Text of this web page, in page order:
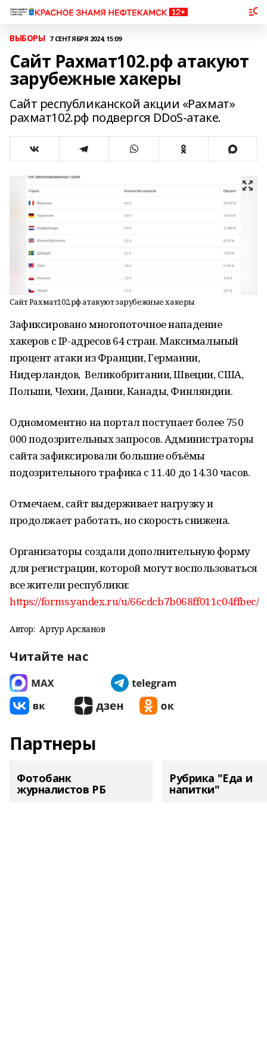
ВЫБОРЫ 7 СЕНТЯБРЯ 2024, 15:09
Сайт Рахмат102.рф атакуют
зарубежные хакеры
Сайт республиканской акции «Рахмат»
рахмат102.рф подвергся DDoS-атаке.
Сайт Рахмат102.рф атакуют зарубежные хакеры
Зафиксировано многопоточное нападение
хакеров с IP-адресов 64 стран. Максимальный
процент атаки из Франции, Германии,
Нидерландов, Великобритании, Швеции, США,
Польши, Чехии, Дании, Канады, Финляндии.
Одномоментно на портал поступает более 750
000 подозрительных запросов. Администраторы
сайта зафиксировали большие объёмы
подозрительного трафика с 11.40 до 14.30 часов.
Отмечаем, сайт выдерживает нагрузку и
продолжает работать, но скорость снижена.
Организаторы создали дополнительную форму
для регистрации, которой могут воспользоваться
все жители республики:
https://forms.yandex.ru/u/66cdcb7b068ff011c04ffbec/
Автор: Артур Арсланов
Читайте нас
Партнеры
Фотобанк
журналистов РБ
Рубрика "Еда и
напитки"